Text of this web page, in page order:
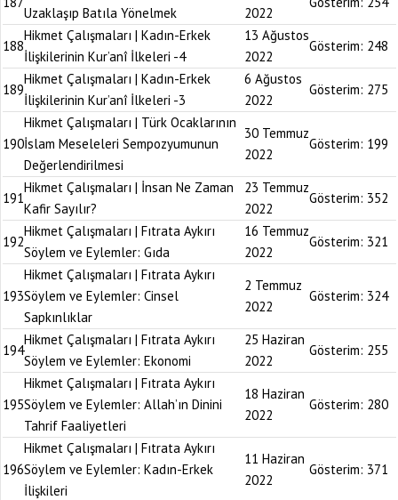
Uzaklaşıp Batıla Yönelmek 2022
188
Hikmet Çalışmaları | Kadın-Erkek
İlişkilerinin Kur’anî İlkeleri -4
13 Ağustos
2022
Gösterim: 248
189
Hikmet Çalışmaları | Kadın-Erkek
İlişkilerinin Kur’anî İlkeleri -3
6 Ağustos
2022
Gösterim: 275
190
Hikmet Çalışmaları | Türk Ocaklarının
İslam Meseleleri Sempozyumunun
Değerlendirilmesi
30 Temmuz
2022
Gösterim: 199
191
Hikmet Çalışmaları | İnsan Ne Zaman
Kafir Sayılır?
23 Temmuz
2022
Gösterim: 352
192
Hikmet Çalışmaları | Fıtrata Aykırı
Söylem ve Eylemler: Gıda
16 Temmuz
2022
Gösterim: 321
193
Hikmet Çalışmaları | Fıtrata Aykırı
Söylem ve Eylemler: Cinsel
Sapkınlıklar
2 Temmuz
2022
Gösterim: 324
194
Hikmet Çalışmaları | Fıtrata Aykırı
Söylem ve Eylemler: Ekonomi
25 Haziran
2022
Gösterim: 255
195
Hikmet Çalışmaları | Fıtrata Aykırı
Söylem ve Eylemler: Allah’ın Dinini
Tahrif Faaliyetleri
18 Haziran
2022
Gösterim: 280
196
Hikmet Çalışmaları | Fıtrata Aykırı
Söylem ve Eylemler: Kadın-Erkek
İlişkileri
11 Haziran
2022
Gösterim: 371